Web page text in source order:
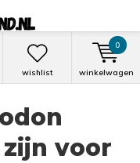
wishlist winkelwagen
0
voor